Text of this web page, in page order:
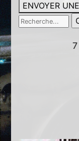
ENVOYER